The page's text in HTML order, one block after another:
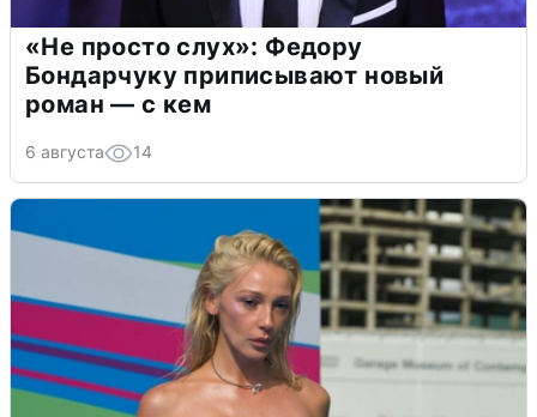
«Не просто слух»: Федору
Бондарчуку приписывают новый
роман — с кем
6 августа 14